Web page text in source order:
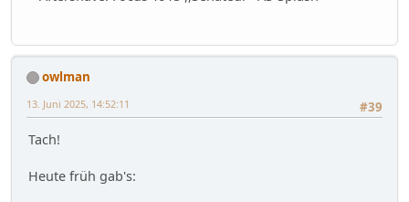
owlman
#39
13. Juni 2025, 14:52:11
Tach!
Heute früh gab's: